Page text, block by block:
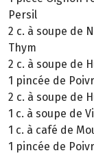
Persil
2 c. à soupe de
Thym
2 c. à soupe de
1 pincée de
2 c. à soupe de
1 c. à soupe de
1 c. à café de
1 pincée de